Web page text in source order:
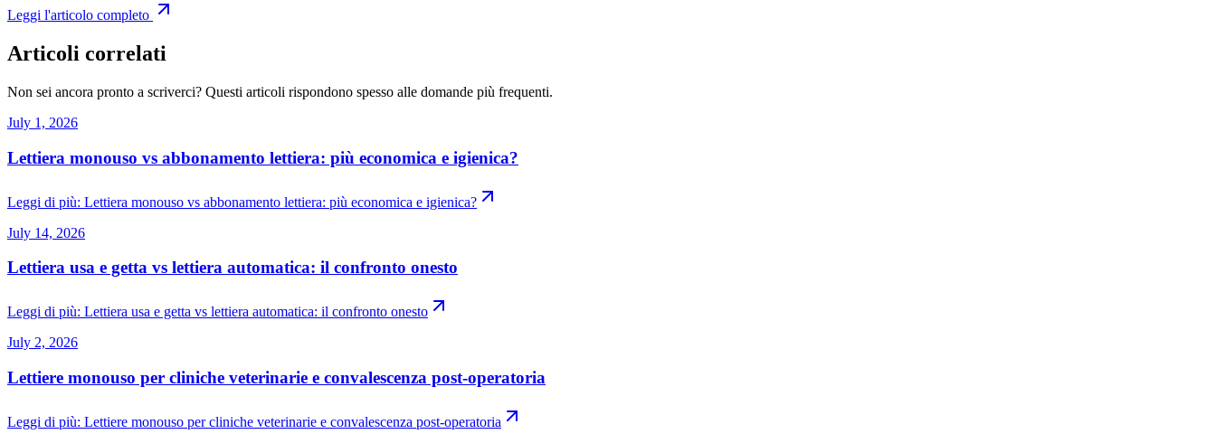
Leggi l'articolo completo
Articoli correlati
Non sei ancora pronto a scriverci? Questi articoli rispondono spesso alle domande più frequenti.
July 1, 2026
Lettiera monouso vs abbonamento lettiera: più economica e igienica?
Leggi di più: Lettiera monouso vs abbonamento lettiera: più economica e igienica?
July 14, 2026
Lettiera usa e getta vs lettiera automatica: il confronto onesto
Leggi di più: Lettiera usa e getta vs lettiera automatica: il confronto onesto
July 2, 2026
Lettiere monouso per cliniche veterinarie e convalescenza post-operatoria
Leggi di più: Lettiere monouso per cliniche veterinarie e convalescenza post-operatoria